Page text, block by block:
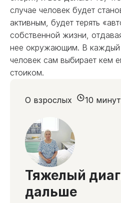
случае человек будет
активным, будет терять
собственной жизни,
нее окружающим. В каждый
человек сам выбирает кем
стоиком.
Тяжелый
дальше
О взрослых 10 минут